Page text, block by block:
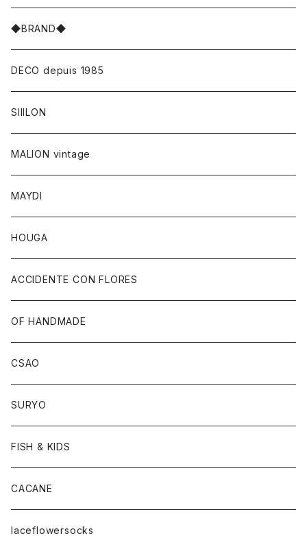
◆BRAND◆
DECO depuis 1985
SIIILON
MALION vintage
MAYDI
HOUGA
ACCIDENTE CON FLORES
OF HANDMADE
CSAO
SURYO
FISH & KIDS
CACANE
laceflowersocks